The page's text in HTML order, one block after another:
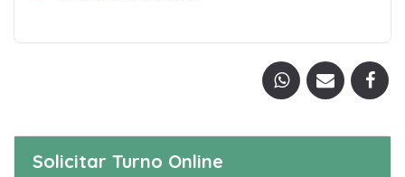
Solicitar Turno Online